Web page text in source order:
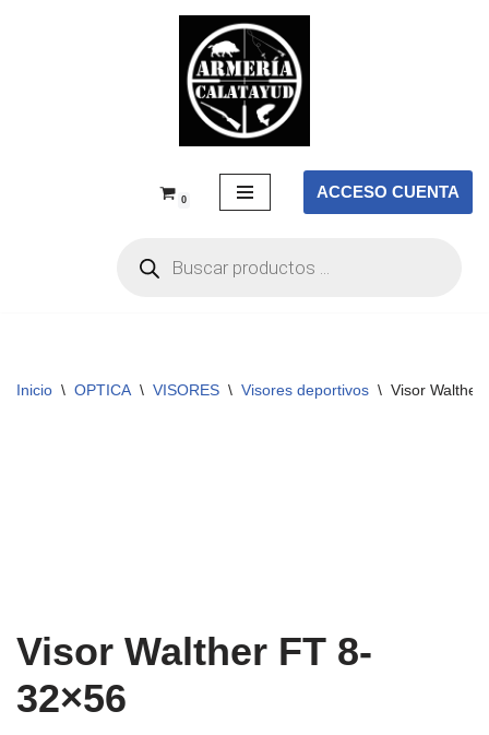
0 ACCESO CUENTA
Inicio \ OPTICA \ VISORES \ Visores deportivos \ Visor Walther
Visor Walther FT 8-
32×56